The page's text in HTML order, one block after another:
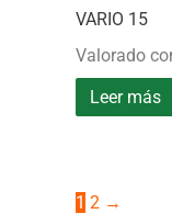
VARIO 15
Valorado
Leer más
1 2 →